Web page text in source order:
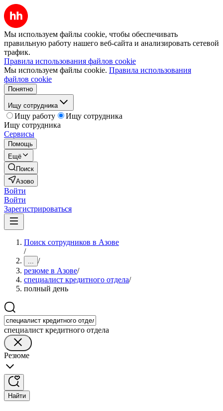
Мы используем файлы cookie, чтобы обеспечивать
правильную работу нашего веб-сайта и анализировать сетевой
трафик.
Правила использования файлов cookie
Мы используем файлы cookie. Правила использования
файлов cookie
Понятно
Ищу сотрудника
Ищу работу
Ищу сотрудника
Ищу сотрудника
Сервисы
Помощь
Ещё
Поиск
Азово
Войти
Войти
Зарегистрироваться
Поиск сотрудников в Азове
/
... /
резюме в Азове/
специалист кредитного отдела/
полный день
специалист кредитного отдела
Резюме
Найти